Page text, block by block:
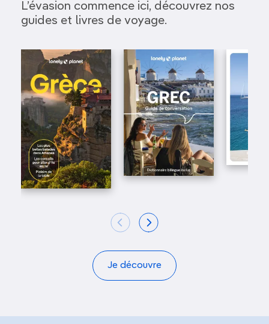
L’évasion commence ici, découvrez nos
guides et livres de voyage.
Je découvre